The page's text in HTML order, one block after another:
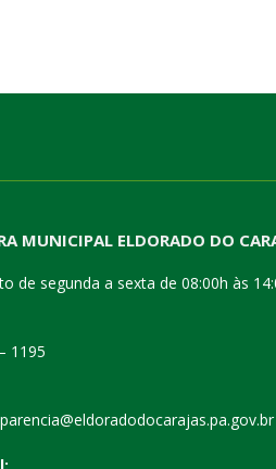
MUNICIPAL ELDORADO DO
de segunda a sexta de 08:00h às
1195